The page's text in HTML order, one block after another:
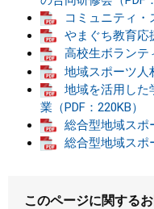
コミュニティ・
やまぐち教育応
高校生ボランテ
地域スポーツ人
地域を活用した
業（PDF：220KB）
総合型地域スポ
総合型地域スポ
このページに関する